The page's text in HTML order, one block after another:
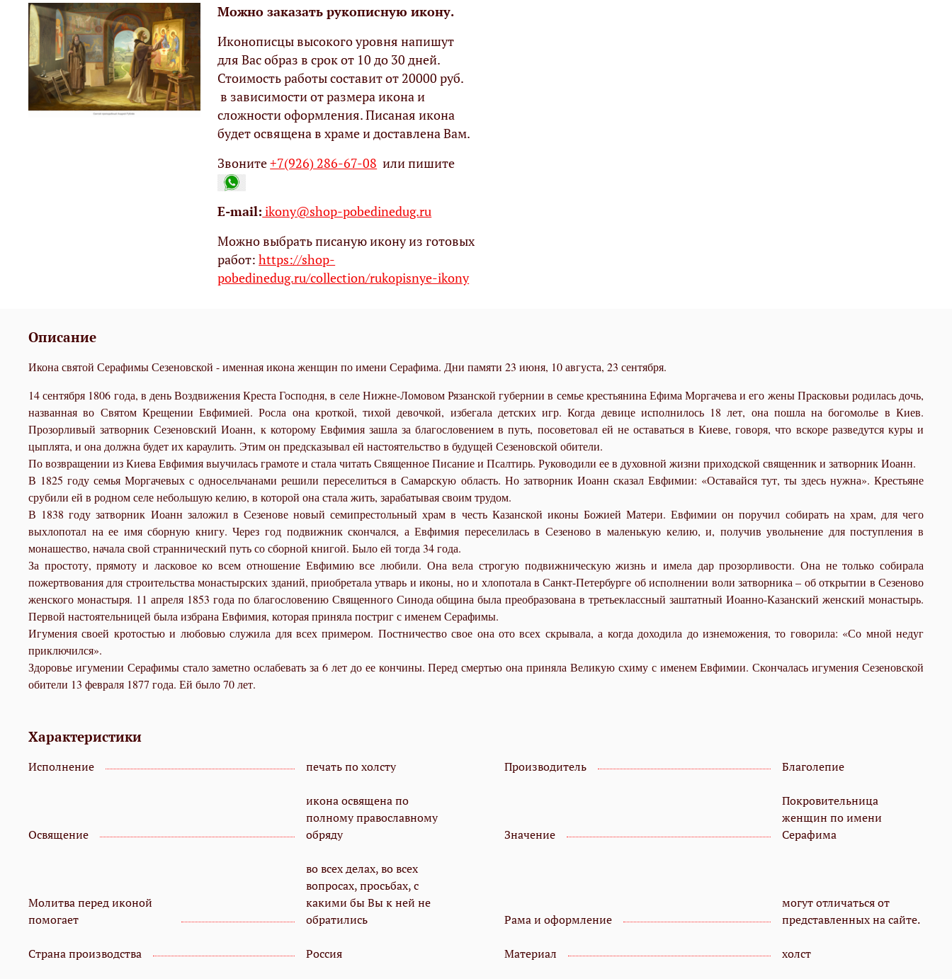
Можно заказать рукописную икону.
Иконописцы высокого уровня напишут
для Вас образ в срок от 10 до 30 дней.
Стоимость работы составит от 20000 руб.
в зависимости от размера икона и
сложности оформления. Писаная икона
будет освящена в храме и доставлена Вам.
Звоните+7(926) 286-67-08 или пишите
Е-mail: ikony@shop-pobedinedug.ru
Можно выбрать писаную икону из готовых
работ:https://shop-
pobedinedug.ru/collection/rukopisnye-ikony
Описание
Икона святой Серафимы Сезеновской - именная икона женщин по имени Серафима. Дни памяти 23 июня, 10 августа, 23 сентября.
14 сентября 1806 года, в день Воздвижения Креста Господня, в селе Нижне-Ломовом Рязанской губернии в семье крестьянина Ефима Моргачева и его жены Прасковьи родилась дочь,
названная во Святом Крещении Евфимией. Росла она кроткой, тихой девочкой, избегала детских игр. Когда девице исполнилось 18 лет, она пошла на богомолье в Киев.
Прозорливый затворник Сезеновский Иоанн, к которому Евфимия зашла за благословением в путь, посоветовал ей не оставаться в Киеве, говоря, что вскоре разведутся куры и
цыплята, и она должна будет их караулить. Этим он предсказывал ей настоятельство в будущей Сезеновской обители.
По возвращении из Киева Евфимия выучилась грамоте и стала читать Священное Писание и Псалтирь. Руководили ее в духовной жизни приходской священник и затворник Иоанн.
В 1825 году семья Моргачевых с односельчанами решили переселиться в Самарскую область. Но затворник Иоанн сказал Евфимии: «Оставайся тут, ты здесь нужна». Крестьяне
срубили ей в родном селе небольшую келию, в которой она стала жить, зарабатывая своим трудом.
В 1838 году затворник Иоанн заложил в Сезенове новый семипрестольный храм в честь Казанской иконы Божией Матери. Евфимии он поручил собирать на храм, для чего
выхлопотал на ее имя сборную книгу. Через год подвижник скончался, а Евфимия переселилась в Сезеново в маленькую келию, и, получив увольнение для поступления в
монашество, начала свой страннический путь со сборной книгой. Было ей тогда 34 года.
За простоту, прямоту и ласковое ко всем отношение Евфимию все любили. Она вела строгую подвижническую жизнь и имела дар прозорливости. Она не только собирала
пожертвования для строительства монастырских зданий, приобретала утварь и иконы, но и хлопотала в Санкт-Петербурге об исполнении воли затворника – об открытии в Сезеново
женского монастыря. 11 апреля 1853 года по благословению Священного Синода община была преобразована в третьеклассный заштатный Иоанно-Казанский женский монастырь.
Первой настоятельницей была избрана Евфимия, которая приняла постриг с именем Серафимы.
Игумения своей кротостью и любовью служила для всех примером. Постничество свое она ото всех скрывала, а когда доходила до изнеможения, то говорила: «Со мной недуг
приключился».
Здоровье игумении Серафимы стало заметно ослабевать за 6 лет до ее кончины. Перед смертью она приняла Великую схиму с именем Евфимии. Скончалась игумения Сезеновской
обители 13 февраля 1877 года. Ей было 70 лет.
Характеристики
Исполнение печать по холсту Производитель Благолепие
Освящение
икона освящена по
полному православному
обряду
Значение
Покровительница
женщин по имени
Серафима
Молитва перед иконой
помогает
во всех делах, во всех
вопросах, просьбах, с
какими бы Вы к ней не
обратились
Рама и оформление
могут отличаться от
представленных на сайте.
Страна производства Россия Материал холст